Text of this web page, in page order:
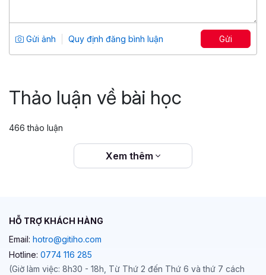
Tổng số 12 giờ
91 bài giảng
4.86
25,046
Gửi ảnh Quy định đăng bình luận Gửi
Thảo luận về bài học
466 thảo luận
Xem thêm
HỖ TRỢ KHÁCH HÀNG
Email: hotro@gitiho.com
Hotline: 0774 116 285
(Giờ làm việc: 8h30 - 18h, Từ Thứ 2 đến Thứ 6 và thứ 7 cách